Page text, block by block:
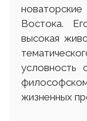
новаторские
Востока.
высокая
условность
жизненных